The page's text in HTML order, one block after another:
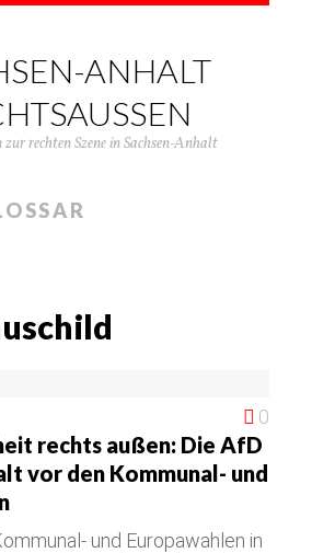
ANHALT
rechten Szene in Sachsen-Anhalt
0
rechts außen: Die AfD
vor den Kommunal- und
und Europawahlen in